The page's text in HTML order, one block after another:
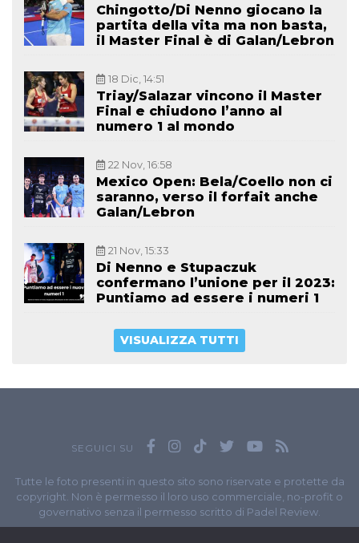
Chingotto/Di Nenno giocano la
partita della vita ma non basta,
il Master Final è di Galan/Lebron
18 Dic, 14:51
Triay/Salazar vincono il Master
Final e chiudono l’anno al
numero 1 al mondo
22 Nov, 16:58
Mexico Open: Bela/Coello non ci
saranno, verso il forfait anche
Galan/Lebron
21 Nov, 15:33
Di Nenno e Stupaczuk
confermano l’unione per il 2023:
Puntiamo ad essere i numeri 1
VISUALIZZA TUTTI
SEGUICI SU
Tutte le foto presenti in questo sito sono riservate e protette da
copyright. Non è permesso il loro uso commerciale, no-profit o
governativo senza il permesso scritto di Padel Review.